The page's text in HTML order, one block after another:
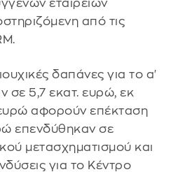
εταιρειών
από τις
δαπάνες για το α'
σε 5,7 εκατ. ευρώ, εκ
αφορούν επέκταση
επενδύθηκαν σε
μετασχηματισμού και
για το Κέντρο